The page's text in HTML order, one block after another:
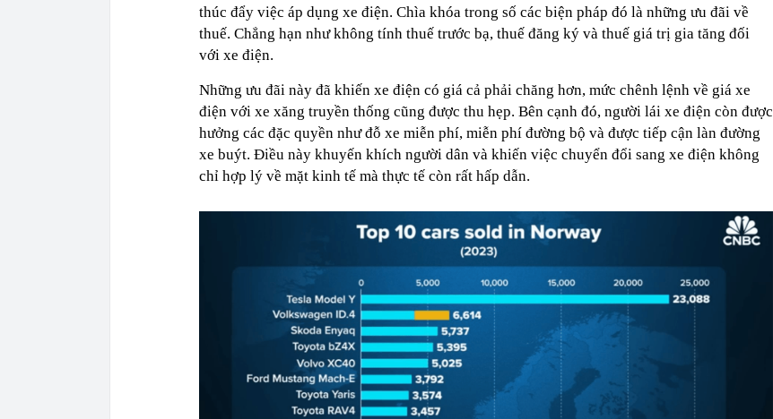
thúc đẩy việc áp dụng xe điện. Chìa khóa trong số các biện pháp đó là những ưu đãi về
thuế. Chẳng hạn như không tính thuế trước bạ, thuế đăng ký và thuế giá trị gia tăng đối
với xe điện.
Những ưu đãi này đã khiến xe điện có giá cả phải chăng hơn, mức chênh lệnh về giá xe
điện với xe xăng truyền thống cũng được thu hẹp. Bên cạnh đó, người lái xe điện còn được
hưởng các đặc quyền như đỗ xe miễn phí, miễn phí đường bộ và được tiếp cận làn đường
xe buýt. Điều này khuyến khích người dân và khiến việc chuyển đổi sang xe điện không
chỉ hợp lý về mặt kinh tế mà thực tế còn rất hấp dẫn.